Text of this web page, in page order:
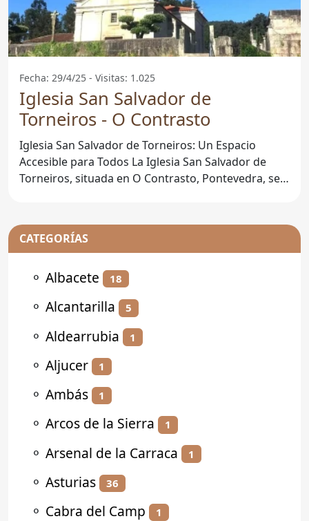
Fecha: 29/4/25 - Visitas: 1.025
Iglesia San Salvador de
Torneiros - O Contrasto
Iglesia San Salvador de Torneiros: Un Espacio
Accesible para Todos La Iglesia San Salvador de
Torneiros, situada en O Contrasto, Pontevedra, se
CATEGORÍAS
⚬ Albacete 18
⚬ Alcantarilla 5
⚬ Aldearrubia 1
⚬ Aljucer 1
⚬ Ambás 1
⚬ Arcos de la Sierra 1
⚬ Arsenal de la Carraca 1
⚬ Asturias 36
⚬ Cabra del Camp 1